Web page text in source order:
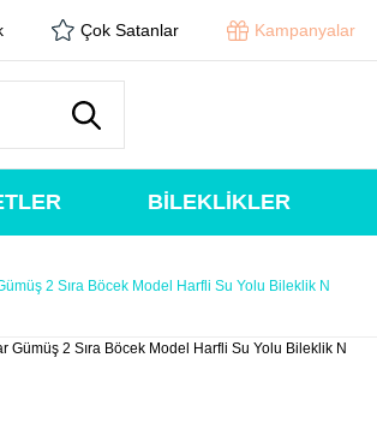
Çok Satanlar Kampanyalar
BİLEKLİKLER
2 Sıra Böcek Model Harfli Su Yolu Bileklik N